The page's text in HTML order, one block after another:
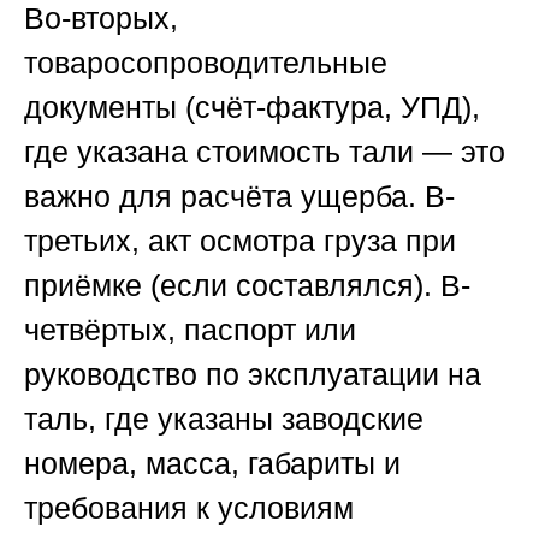
Во-вторых,
товаросопроводительные
документы (счёт-фактура, УПД),
где указана стоимость тали — это
важно для расчёта ущерба. В-
третьих, акт осмотра груза при
приёмке (если составлялся). В-
четвёртых, паспорт или
руководство по эксплуатации на
таль, где указаны заводские
номера, масса, габариты и
требования к условиям